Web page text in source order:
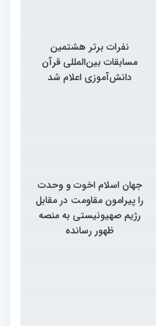
نفرات برتر هشتمین
مسابقات بین‌المللی قرآن
دانش‌آموزی اعلام شد
جهان اسلام اخوت و وحدت
را پیرامون مقاومت در مقابل
رژیم صهیونیستی به منصه
ظهور رسانده